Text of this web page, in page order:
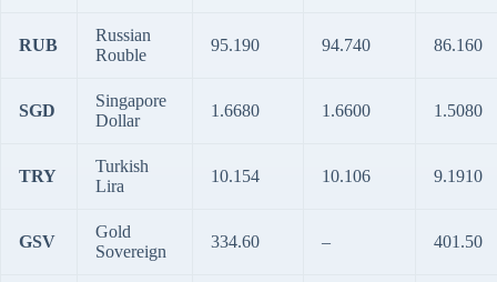
RUB
Russian
Rouble
95.190 94.740 86.160
SGD
Singapore
Dollar
1.6680 1.6600 1.5080
TRY
Turkish
Lira
10.154 10.106 9.1910
GSV
Gold
Sovereign
334.60 – 401.50